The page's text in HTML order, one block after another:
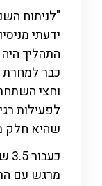
"לניתוח
ידעתי
התהליך
כבר למחרת
וחצי
לפעילות
שהיא חלק
מרגש עם